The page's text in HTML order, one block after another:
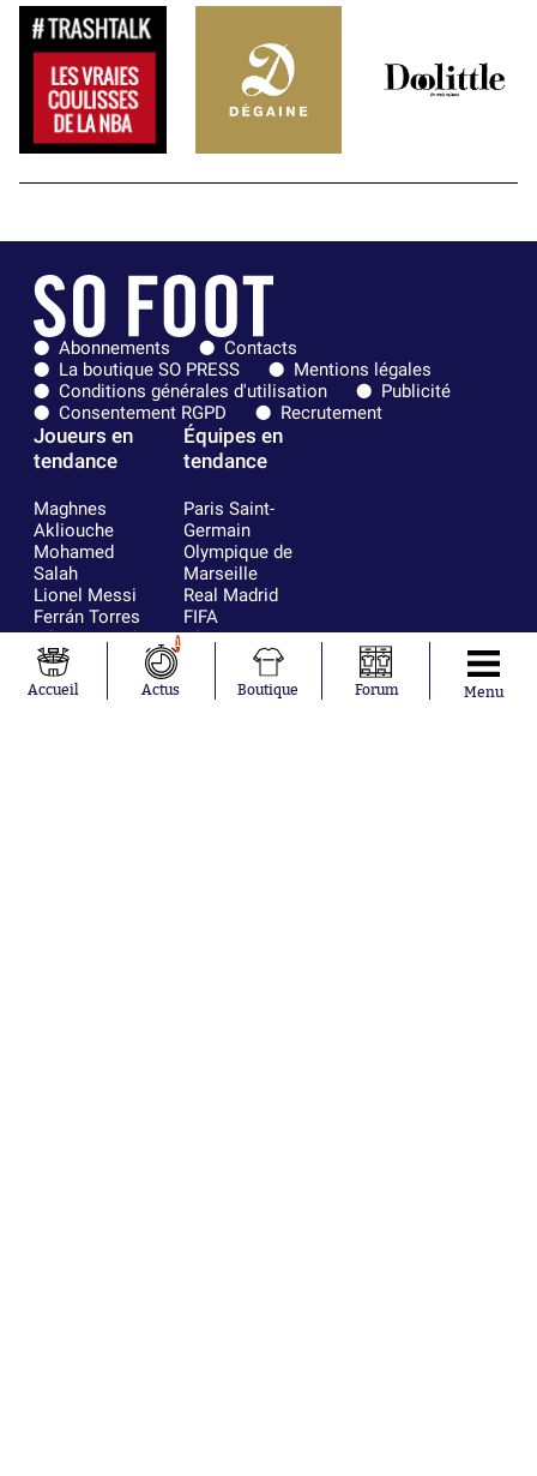
Abonnements
Contacts
La boutique SO PRESS
Mentions légales
Conditions générales d'utilisation
Publicité
Consentement RGPD
Recrutement
Joueurs en
tendance
Maghnes
Akliouche
Mohamed
Salah
Lionel Messi
Ferrán Torres
Kilian Corredor
Franco
Mastantuono
Orel Mangala
Équipes en
tendance
Paris Saint-
Germain
Olympique de
Marseille
Real Madrid
FIFA
Olympique
AS Monaco
FC Barcelone
Accueil
1
Actus Boutique Forum Menu